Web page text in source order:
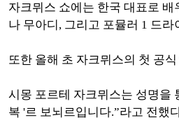
자크뮈스 쇼에는 한국 대표로
나 무아디, 그리고 포뮬러 1 드
또한 올해 초 자크뮈스의 첫 공
시몽 포르테 자크뮈스는 성명을
복 '르 보뇌르입니다.”라고 전했